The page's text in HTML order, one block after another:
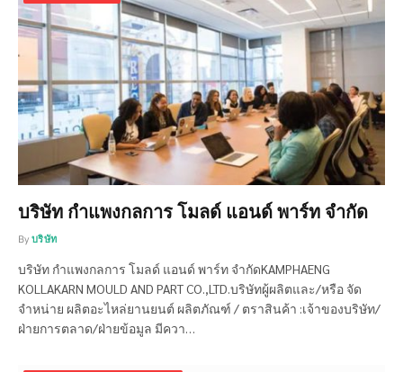
บริษัท กำแพงกลการ โมลด์ แอนด์ พาร์ท จำกัด
By บริษัท
บริษัท กำแพงกลการ โมลด์ แอนด์ พาร์ท จำกัดKAMPHAENG
KOLLAKARN MOULD AND PART CO.,LTD.บริษัทผู้ผลิตและ/หรือ จัด
จำหน่าย ผลิตอะไหล่ยานยนต์ ผลิตภัณฑ์ / ตราสินค้า :เจ้าของบริษัท/
ฝ่ายการตลาด/ฝ่ายข้อมูล มีควา…